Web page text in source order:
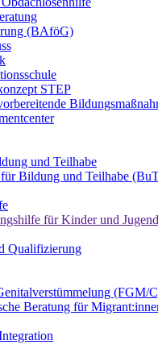
(BAföG)
STEP
und Teilhabe
Bildung und Teilhabe
für Kinder und
Qualifizierung
(FGM/
Beratung für